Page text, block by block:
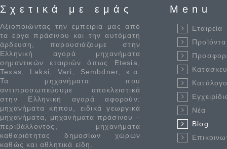
Σχετικά με εμάς
Αξιοποιώντας την εμπειρία μας από
τα έργα πράσινου και την αυτόματη
άρδευση, παρουσιάζουμε στην
Ελληνική αγορά μηχανήματα
σημαντικών εταιριών όπως Etesia,
Texas, Laksi, Vari, Sembdner, κ.α.
Τα μηχανήματα που
αντιπροσωπεύουμε αποκλειστικά
στην Ελληνική αγορά αφορούν:
μηχανήματα κήπου, ειδικά γεωργικά
μηχανήματα, μηχανήματα πράσινου –
περιβάλλοντος, μηχανήματα
καθαριότητας δημοσίων χώρων
καθώς και αθλητικά είδη.
Menu
Εταιρεία
Προϊόντα
Νέα
Blog